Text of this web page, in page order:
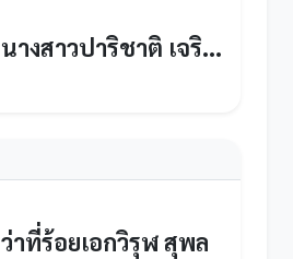
นางสาวปาริชาติ เจริญศักดิ์
ว่าที่ร้อยเอกวิรุฬ สุพล